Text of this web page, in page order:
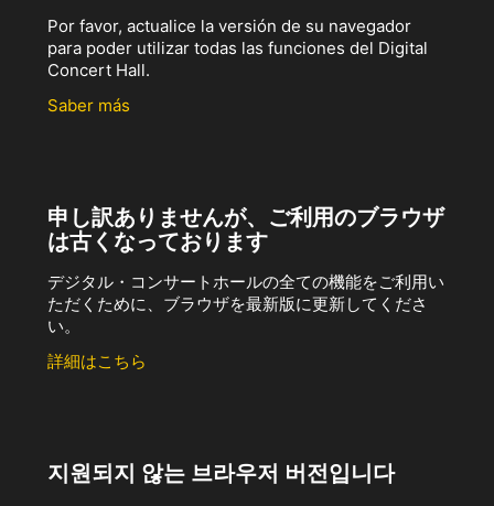
Por favor, actualice la versión de su navegador
para poder utilizar todas las funciones del Digital
Concert Hall.
Saber más
申し訳ありませんが、ご利用のブラウザ
は古くなっております
デジタル・コンサートホールの全ての機能をご利用い
ただくために、ブラウザを最新版に更新してくださ
い。
詳細はこちら
지원되지 않는 브라우저 버전입니다